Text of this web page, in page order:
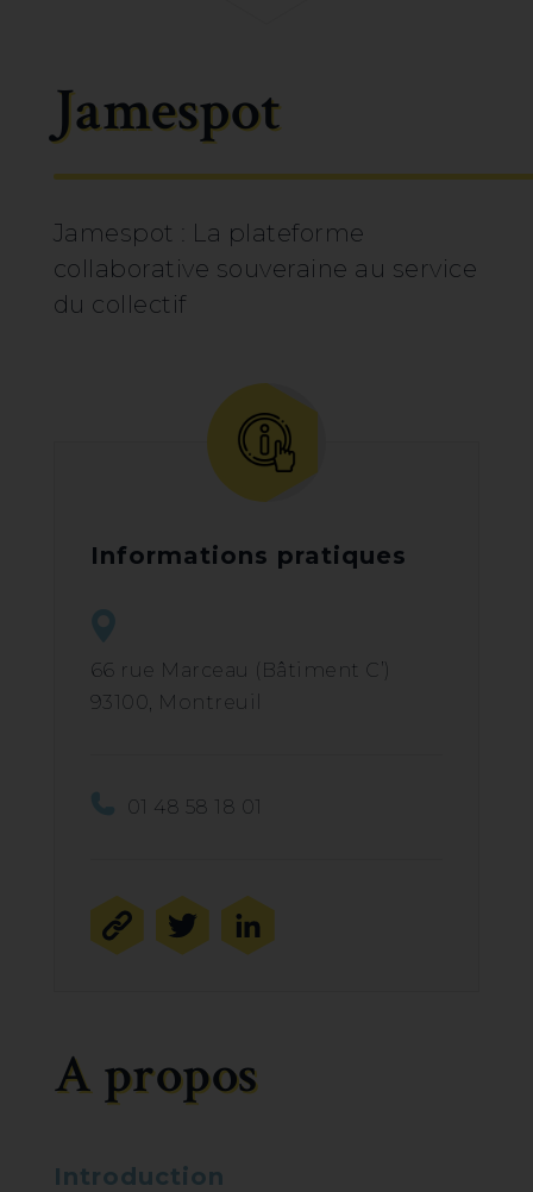
Jamespot
Jamespot : La plateforme
collaborative souveraine au service
du collectif
Informations pratiques
66 rue Marceau (Bâtiment C’)
93100, Montreuil
01 48 58 18 01
A propos
Introduction